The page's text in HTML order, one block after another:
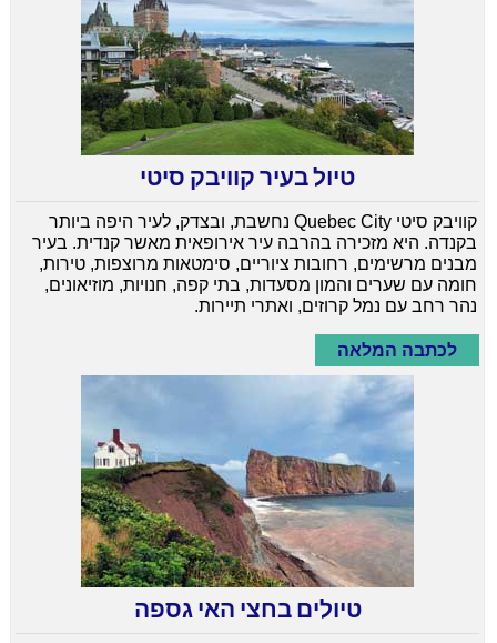
טיול בעיר קוויבק סיטי
קוויבק סיטי Quebec City נחשבת, ובצדק, לעיר היפה ביותר
בקנדה. היא מזכירה בהרבה עיר אירופאית מאשר קנדית. בעיר
מבנים מרשימים, רחובות ציוריים, סימטאות מרוצפות, טירות,
חומה עם שערים והמון מסעדות, בתי קפה, חנויות, מוזיאונים,
נהר רחב עם נמל קרוזים, ואתרי תיירות.
לכתבה המלאה
טיולים בחצי האי גספה